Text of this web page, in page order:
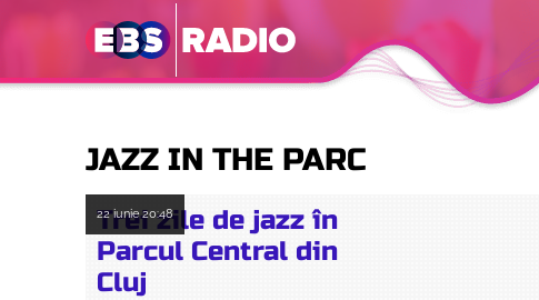
JAZZ IN THE PARC
22 iunie20:48
Trei zile de jazz în
Parcul Central din
Cluj